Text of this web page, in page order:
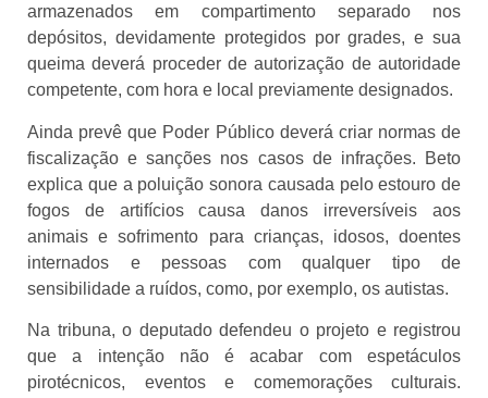
armazenados em compartimento separado nos
depósitos, devidamente protegidos por grades, e sua
queima deverá proceder de autorização de autoridade
competente, com hora e local previamente designados.
Ainda prevê que Poder Público deverá criar normas de
fiscalização e sanções nos casos de infrações. Beto
explica que a poluição sonora causada pelo estouro de
fogos de artifícios causa danos irreversíveis aos
animais e sofrimento para crianças, idosos, doentes
internados e pessoas com qualquer tipo de
sensibilidade a ruídos, como, por exemplo, os autistas.
Na tribuna, o deputado defendeu o projeto e registrou
que a intenção não é acabar com espetáculos
pirotécnicos, eventos e comemorações culturais.